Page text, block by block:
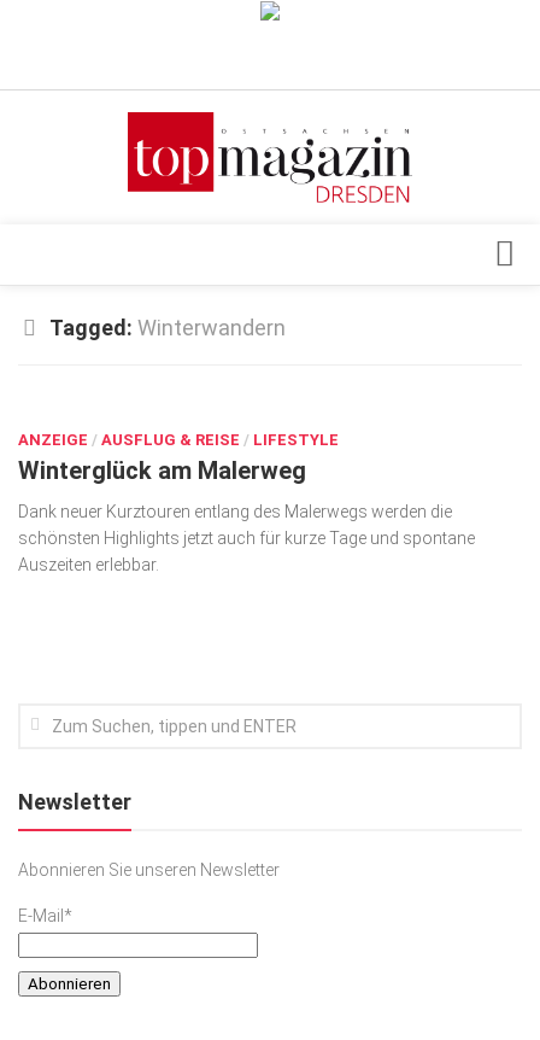
Verkaufsstellen
Top Gesundheitsforum Dresden / Ostsachsen
Geschäft
gesund & schön
Gesellschaft
Kunst & Kultur
SACHSEN IN PARIS
Tagged: Winterwandern
ANZEIGE / AUSFLUG & REISE / LIFESTYLE
Winterglück am Malerweg
Dank neuer Kurztouren entlang des Malerwegs werden die
schönsten Highlights jetzt auch für kurze Tage und spontane
Auszeiten erlebbar.
Newsletter
Abonnieren Sie unseren Newsletter
E-Mail*